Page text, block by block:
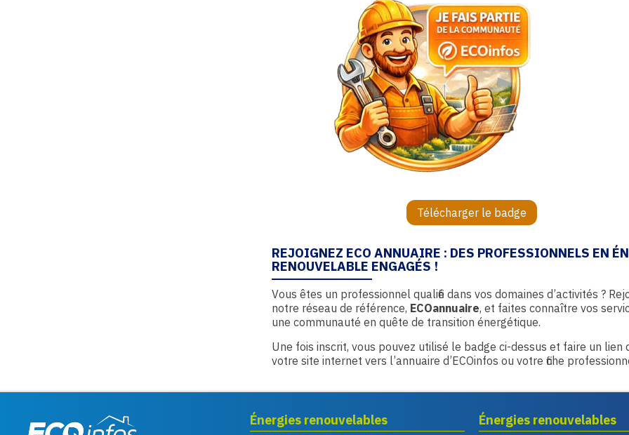
Télécharger le badge
REJOIGNEZ ECO ANNUAIRE : DES PROFESSIONNELS EN
RENOUVELABLE ENGAGÉS !
Vous êtes un professionnel qualifié dans vos domaines d’activités ?
notre réseau de référence, ECOannuaire, et faites connaître vos
une communauté en quête de transition énergétique.
Une fois inscrit, vous pouvez utilisé le badge ci-dessus et faire un lien
votre site internet vers l’annuaire d’ECOinfos ou votre fiche
Énergies renouvelables Énergies renouvelables